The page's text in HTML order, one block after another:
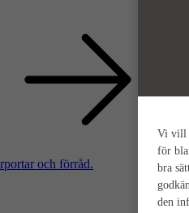
Vi vill
för
bra
den
och förråd.